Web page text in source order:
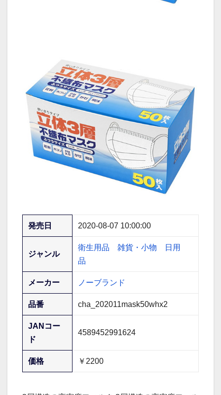
発売日 2020-08-07 10:00:00
ジャンル
衛生用品 雑貨・小物
日用
品
メーカー ノーブランド
品番 cha_202011mask50whx2
JANコー
ド
4589452991624
価格 ￥2200